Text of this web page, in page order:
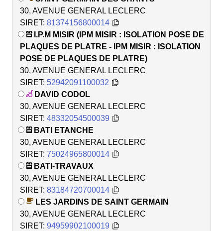
30, AVENUE GENERAL LECLERC
SIRET: 81374156800014
I.P.M MISIR (IPM MISIR : ISOLATION POSE DE
PLAQUES DE PLATRE - IPM MISIR : ISOLATION
POSE DE PLAQUES DE PLATRE)
30, AVENUE GENERAL LECLERC
SIRET: 52942091100032
DAVID CODOL
30, AVENUE GENERAL LECLERC
SIRET: 48332054500039
BATI ETANCHE
30, AVENUE GENERAL LECLERC
SIRET: 75024965800014
BATI-TRAVAUX
30, AVENUE GENERAL LECLERC
SIRET: 83184720700014
LES JARDINS DE SAINT GERMAIN
30, AVENUE GENERAL LECLERC
SIRET: 94959902100019